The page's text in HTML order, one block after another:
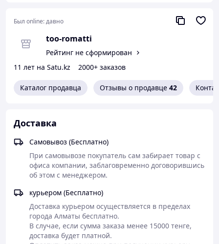
Микропроцессорная система управления с
Электронная система обеспечивает точное
управление мощностью во время отопления и
Электронное зажигание с контролем уровня
зажигание.
производительности через регулирование
Кнопка запуска и выключения котла, летний /
зимний режимы, кнопка RESET для перезагрузки
во время не исправного состояния, система
регулирования нагрева и подготовки воды.
воды в ГВС и отопительной систем.
Автоматический байпас отопительного контура.
Расширительный бачок отопительного контура.
Кран для подачи воды в отопительную систему.
Качественный манометр для визуального
Был online:давно
too-romatti
Рейтинг не сформирован
11 лет на Satu.kz
2000+ заказов
Каталог продавца Отзывы о продавце 42
Доставка
Самовывоз (Бесплатно)
При самовывозе покупатель сам забирает товар с
офиса компании, заблаговременно договорившись
об этом с менеджером.
курьером (Бесплатно)
Доставка курьером осуществляется в пределах
города Алматы бесплатно.
В случае, если сумма заказа менее 15000 тенге,
доставка будет платной.